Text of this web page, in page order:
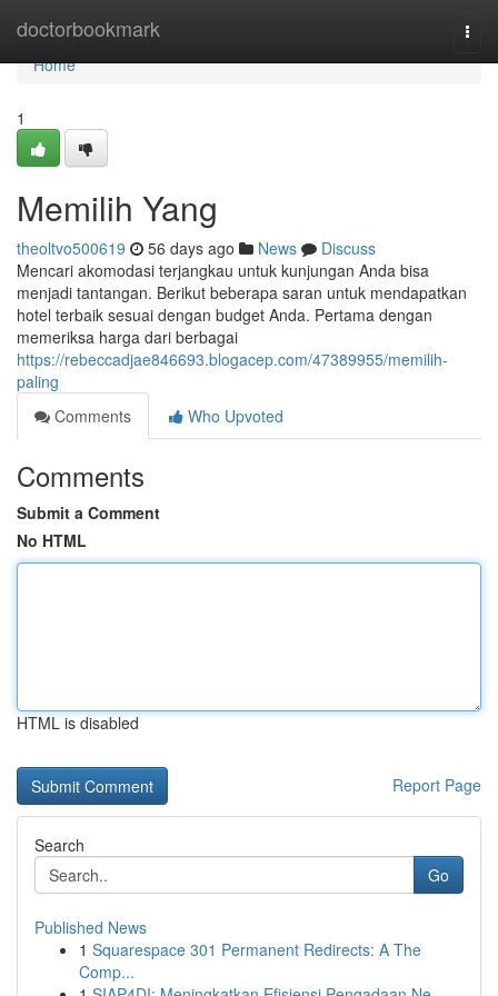
doctorbookmark
Home
Home
1
Memilih Yang
theoltvo500619 56 days ago News
Discuss
Mencari akomodasi terjangkau untuk kunjungan Anda bisa
menjadi tantangan. Berikut beberapa saran untuk mendapatkan
hotel terbaik sesuai dengan budget Anda. Pertama dengan
memeriksa harga dari berbagai
https://rebeccadjae846693.blogacep.com/47389955/memilih-
paling
Comments
Who Upvoted
Comments
Submit a Comment
No HTML
HTML is disabled
Report Page
Search
Go
Published News
1 Squarespace 301 Permanent Redirects: A The
Comp...